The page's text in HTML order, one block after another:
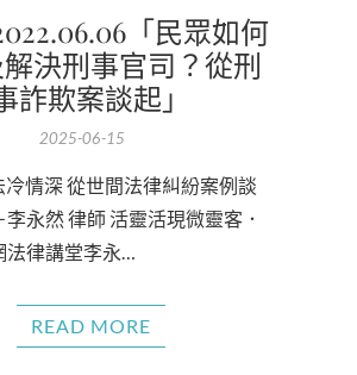
「民眾如何
決刑事官司？從刑
詐欺案談起」
2025-06-15
冷情深 從世間法律糾紛案例談
永然 律師 活靈活現微靈客．
法律講堂李永…
READ MORE